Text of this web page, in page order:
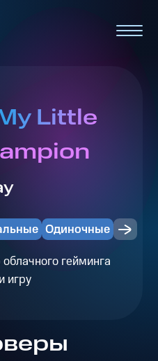
Little
Одиночные
гейминга
игру